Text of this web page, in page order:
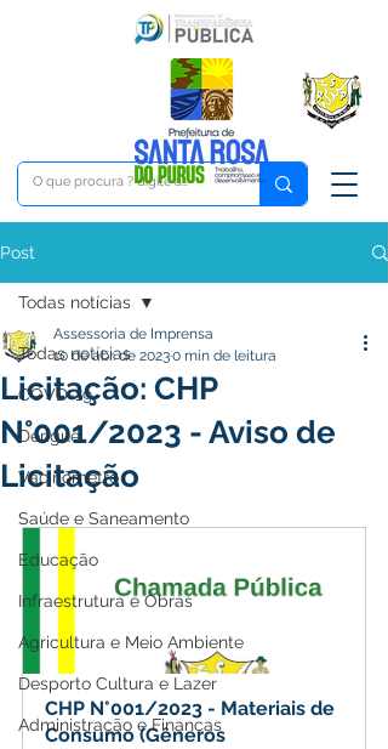
Post
Todas notícias
COVD-19
Dengue
Vacinômetro
Saúde e Saneamento
Educação
Infraestrutura e Obras
Agricultura e Meio Ambiente
Desporto Cultura e Lazer
Administração e Finanças
Todas notícias
Licitação: CHP
N°001/2023 - Aviso de
Licitação
Assessoria de Imprensa
10 de abr. de 20230 min de leitura
CHP N°001/2023 - Materiais de
Consumo (Gêneros